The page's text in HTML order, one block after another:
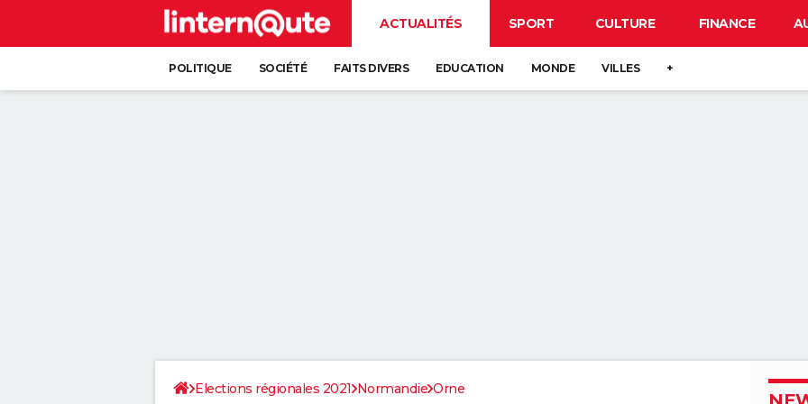
ACTUALITÉS SPORT CULTURE FINANCE
POLITIQUE SOCIÉTÉ FAITS DIVERS EDUCATION MONDE VILLES +
Elections régionales 2021 Normandie Orne